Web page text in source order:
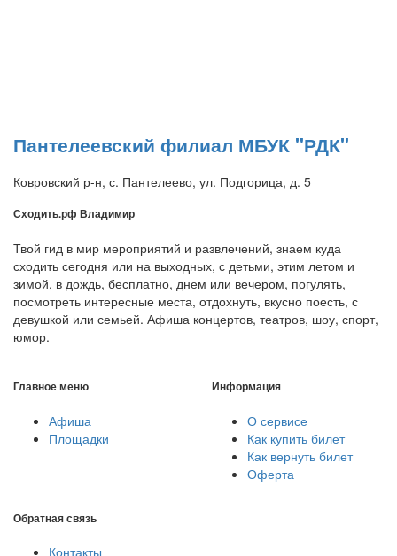
Пантелеевский филиал МБУК "РДК"
Ковровский р-н, с. Пантелеево, ул. Подгорица, д. 5
Сходить.рф Владимир
Твой гид в мир мероприятий и развлечений, знаем куда
сходить сегодня или на выходных, с детьми, этим летом и
зимой, в дождь, бесплатно, днем или вечером, погулять,
посмотреть интересные места, отдохнуть, вкусно поесть, с
девушкой или семьей. Афиша концертов, театров, шоу, спорт,
юмор.
Главное меню
Афиша
Площадки
Информация
О сервисе
Как купить билет
Как вернуть билет
Оферта
Обратная связь
Контакты